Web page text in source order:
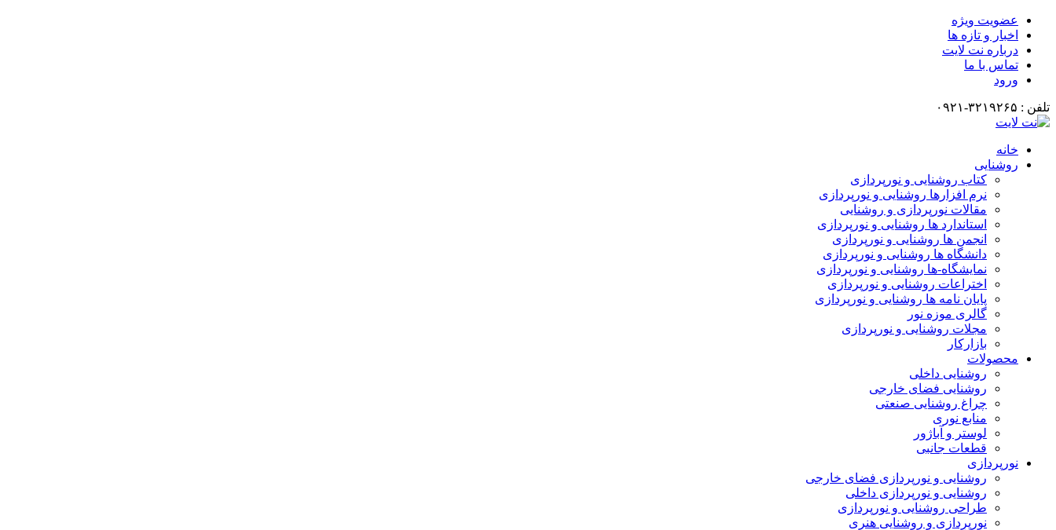
عضویت ویژه
اخبار و تازه ها
درباره نت لایت
تماس با ما
ورود
تلفن : ۳۲۱۹۲۶۵-۰۹۲۱
خانه
روشنایی
کتاب روشنایی و نورپردازی
نرم افزارها روشنایی و نورپردازی
مقالات نورپردازی و روشنایی
استاندارد ها روشنایی و نورپردازی
انجمن ها روشنایی و نورپردازی
دانشگاه ها روشنایی و نورپردازی
نمایشگاه-ها روشنایی و نورپردازی
اختراعات روشنایی و نورپردازی
پایان نامه ها روشنایی و نورپردازی
گالری موزه نور
مجلات روشنایی و نورپردازی
بازارکار
محصولات
روشنایی داخلی
روشنایی فضای خارجی
چراغ روشنایی صنعتی
منابع نوری
لوستر و آباژور
قطعات جانبی
نورپردازی
روشنایی و نورپردازی فضای خارجی
روشنایی و نورپردازی داخلی
طراحی روشنایی و نورپردازی
نورپردازی و روشنایی هنری